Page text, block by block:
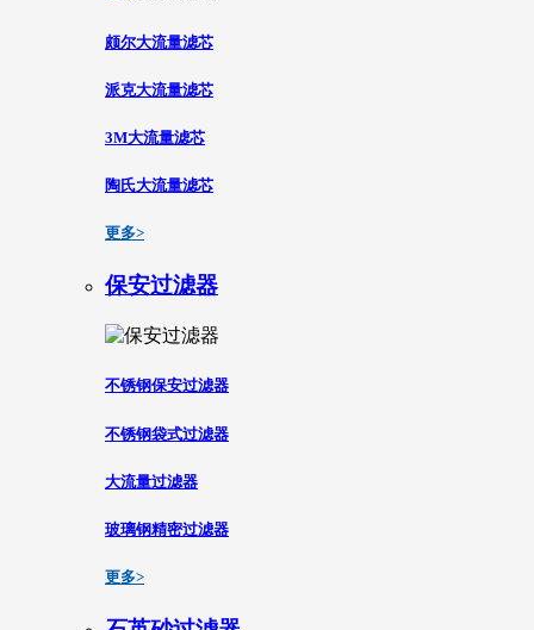
颇尔大流量滤芯
派克大流量滤芯
3M大流量滤芯
陶氏大流量滤芯
更多>
保安过滤器
不锈钢保安过滤器
不锈钢袋式过滤器
大流量过滤器
玻璃钢精密过滤器
更多>